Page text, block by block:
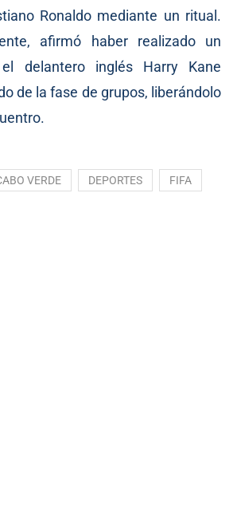
Ronaldo mediante un ritual.
afirmó haber realizado un
delantero inglés Harry Kane
de la fase de grupos, liberándolo
VERDE DEPORTES FIFA